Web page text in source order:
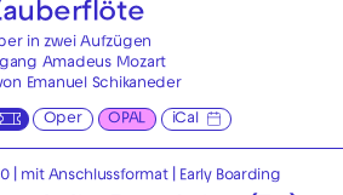
in zwei Aufzügen
Amadeus Mozart
Emanuel Schikaneder
Oper OPAL iCal
| mit Anschlussformat| Early Boarding